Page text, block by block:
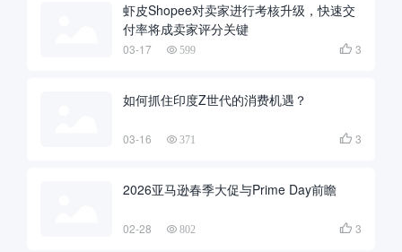
虾皮Shopee对卖家进行考核升级，快速交
付率将成卖家评分关键
03-17 599  3
如何抓住印度Z世代的消费机遇？
03-16 371  3
2026亚马逊春季大促与Prime Day前瞻
02-28 802  3